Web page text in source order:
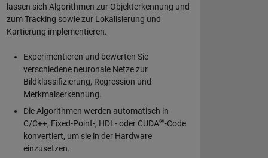
lassen sich Algorithmen zur Objekterkennung und
zum Tracking sowie zur Lokalisierung und
Kartierung implementieren.
Experimentieren und bewerten Sie
verschiedene neuronale Netze zur
Bildklassifizierung, Regression und
Merkmalserkennung.
Die Algorithmen werden automatisch in
C/C++, Fixed-Point-, HDL- oder CUDA®-Code
konvertiert, um sie in der Hardware
einzusetzen.